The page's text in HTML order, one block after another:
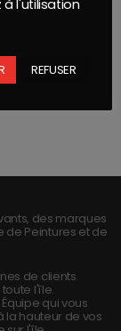
des marques
Peintures et de
de clients
l'île.
qui vous
la hauteur de vos
à l'utilisation
REFUSER